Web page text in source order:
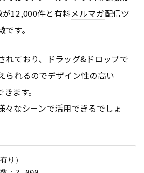
12,000件と有料メルマガ配信ツ
す。
れており、ドラッグ&ドロップで
られるのでデザイン性の高い
ます。
々なシーンで活用できるでしょ
り）